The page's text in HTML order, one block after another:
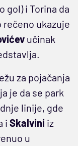
gol) i Torina da
ukazuje
učinak
za pojačanja
je da se park
linije, gde
i Skalvini iz
u